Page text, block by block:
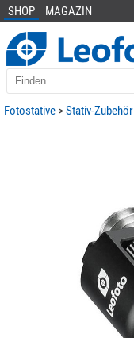
SHOP MAGAZIN
Fotostative >Stativ-Zubehör